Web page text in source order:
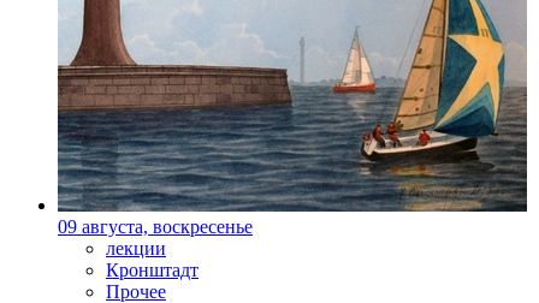
09 августа, воскресенье
лекции
Кронштадт
Прочее